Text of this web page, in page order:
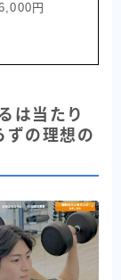
円
は当たり
ずの理想の